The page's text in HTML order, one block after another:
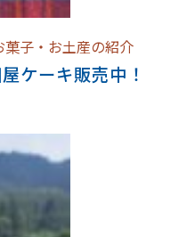
菓子・お土産の紹介
ケーキ販売中！